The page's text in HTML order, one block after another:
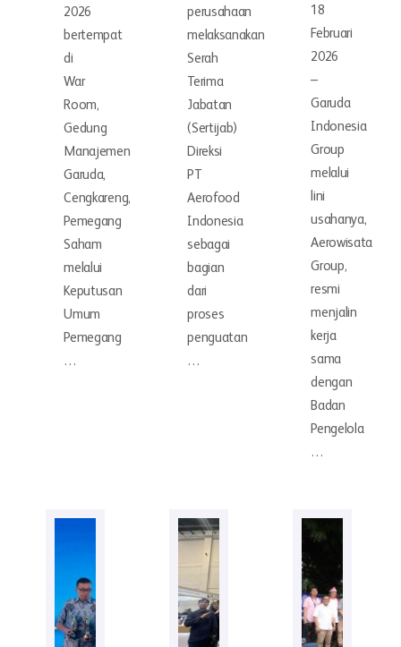
2026
bertempat
di
War
Room,
Gedung
Manajemen
Garuda,
Cengkareng,
Pemegang
Saham
melalui
Keputusan
Umum
Pemegang
…
perusahaan
melaksanakan
Serah
Terima
Jabatan
(Sertijab)
Direksi
PT
Aerofood
Indonesia
sebagai
bagian
dari
proses
penguatan
…
18
Februari
2026
–
Garuda
Indonesia
Group
melalui
lini
usahanya,
Aerowisata
Group,
resmi
menjalin
kerja
sama
dengan
Badan
Pengelola
…